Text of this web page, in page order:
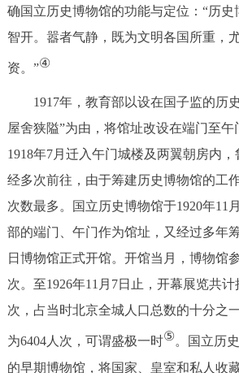
确国立历史博物馆的功能与定位：“历
智开。嚣者气静，既为文明各国所重，
资。”④
1917年，教育部以设在国子监的历史
屋舍狭隘”为由，将馆址改设在端门至午
1918年7月迁入午门城楼及两翼朝房内
经多次前往，由于筹建历史博物馆的工
次数最多。国立历史博物馆于1920年11
部的端门、午门作为馆址，又经过多年
日博物馆正式开馆。开馆当月，博物馆
次。至1926年11月7日止，开幕展览共计
次，占当时北京全城人口总数的十分之
为6404人次，可谓盛极一时⑤。国立历
的早期博物馆，将国家、皇室和私人收